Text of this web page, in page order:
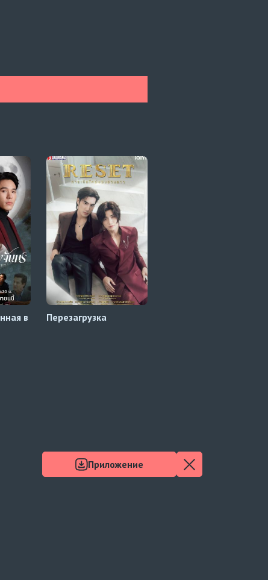
в
Перезагрузка
Приложение